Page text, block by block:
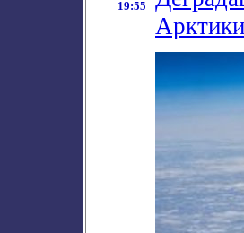
19:55
Арктики